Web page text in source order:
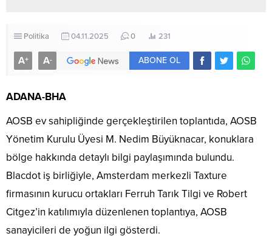
Politika 04.11.2025 0 231
A+ A- ABONE OL
ADANA-BHA
AOSB ev sahipliğinde gerçekleştirilen toplantıda, AOSB
Yönetim Kurulu Üyesi M. Nedim Büyüknacar, konuklara
bölge hakkında detaylı bilgi paylaşımında bulundu.
Blacdot iş birliğiyle, Amsterdam merkezli Taxture
firmasının kurucu ortakları Ferruh Tarık Tilgi ve Robert
Citgez’in katılımıyla düzenlenen toplantıya, AOSB
sanayicileri de yoğun ilgi gösterdi.